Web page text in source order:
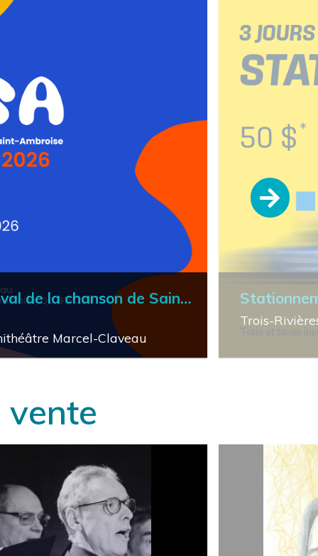
Demi-finale - Festival de la chanson de Saint-Ambroise
Marcel-Claveau
Trois-
vente